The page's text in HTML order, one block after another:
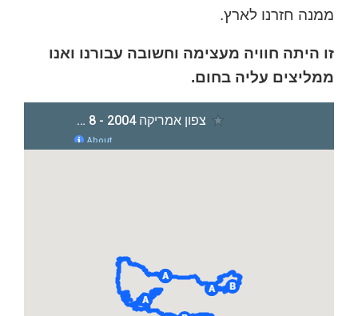
ממנה חזרנו לארץ.
זו היתה חוויה מעצימה וחשובה עבורנו ואנו
ממליצים עליה בחום.